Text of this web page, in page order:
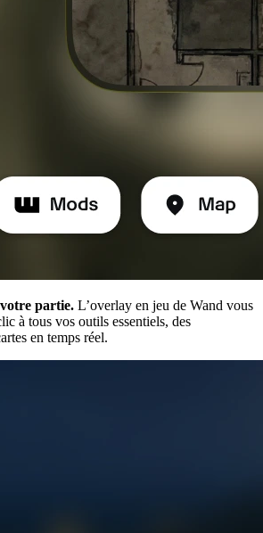
partie. L’overlay en jeu de Wand vous
à tous vos outils essentiels, des
en temps réel.